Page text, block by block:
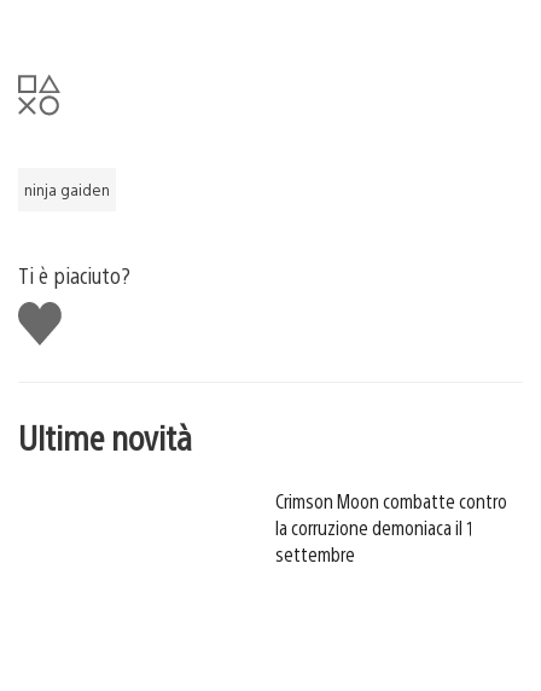
ninja gaiden
Ti è piaciuto?
Mi
piace
Ultime novità
Crimson Moon combatte contro
la corruzione demoniaca il 1
settembre